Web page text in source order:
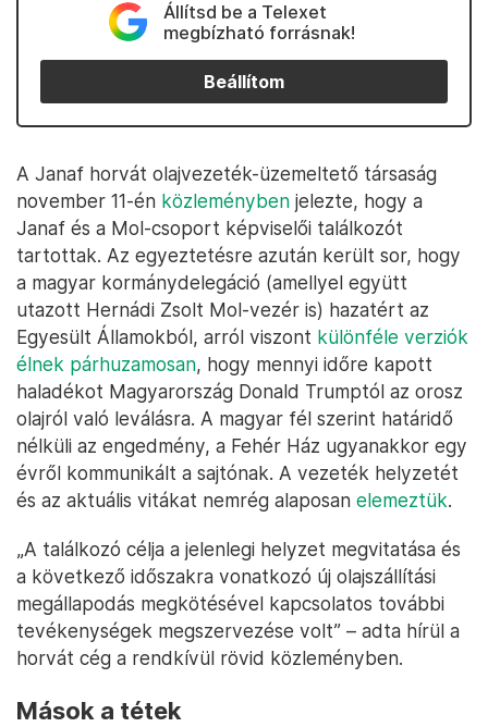
Állítsd be a Telexet
megbízható forrásnak!
Beállítom
A Janaf horvát olajvezeték-üzemeltető társaság
november 11-én közleményben jelezte, hogy a
Janaf és a Mol-csoport képviselői találkozót
tartottak. Az egyeztetésre azután került sor, hogy
a magyar kormánydelegáció (amellyel együtt
utazott Hernádi Zsolt Mol-vezér is) hazatért az
Egyesült Államokból, arról viszont különféle verziók
élnek párhuzamosan, hogy mennyi időre kapott
haladékot Magyarország Donald Trumptól az orosz
olajról való leválásra. A magyar fél szerint határidő
nélküli az engedmény, a Fehér Ház ugyanakkor egy
évről kommunikált a sajtónak. A vezeték helyzetét
és az aktuális vitákat nemrég alaposan elemeztük.
„A találkozó célja a jelenlegi helyzet megvitatása és
a következő időszakra vonatkozó új olajszállítási
megállapodás megkötésével kapcsolatos további
tevékenységek megszervezése volt” – adta hírül a
horvát cég a rendkívül rövid közleményben.
Mások a tétek